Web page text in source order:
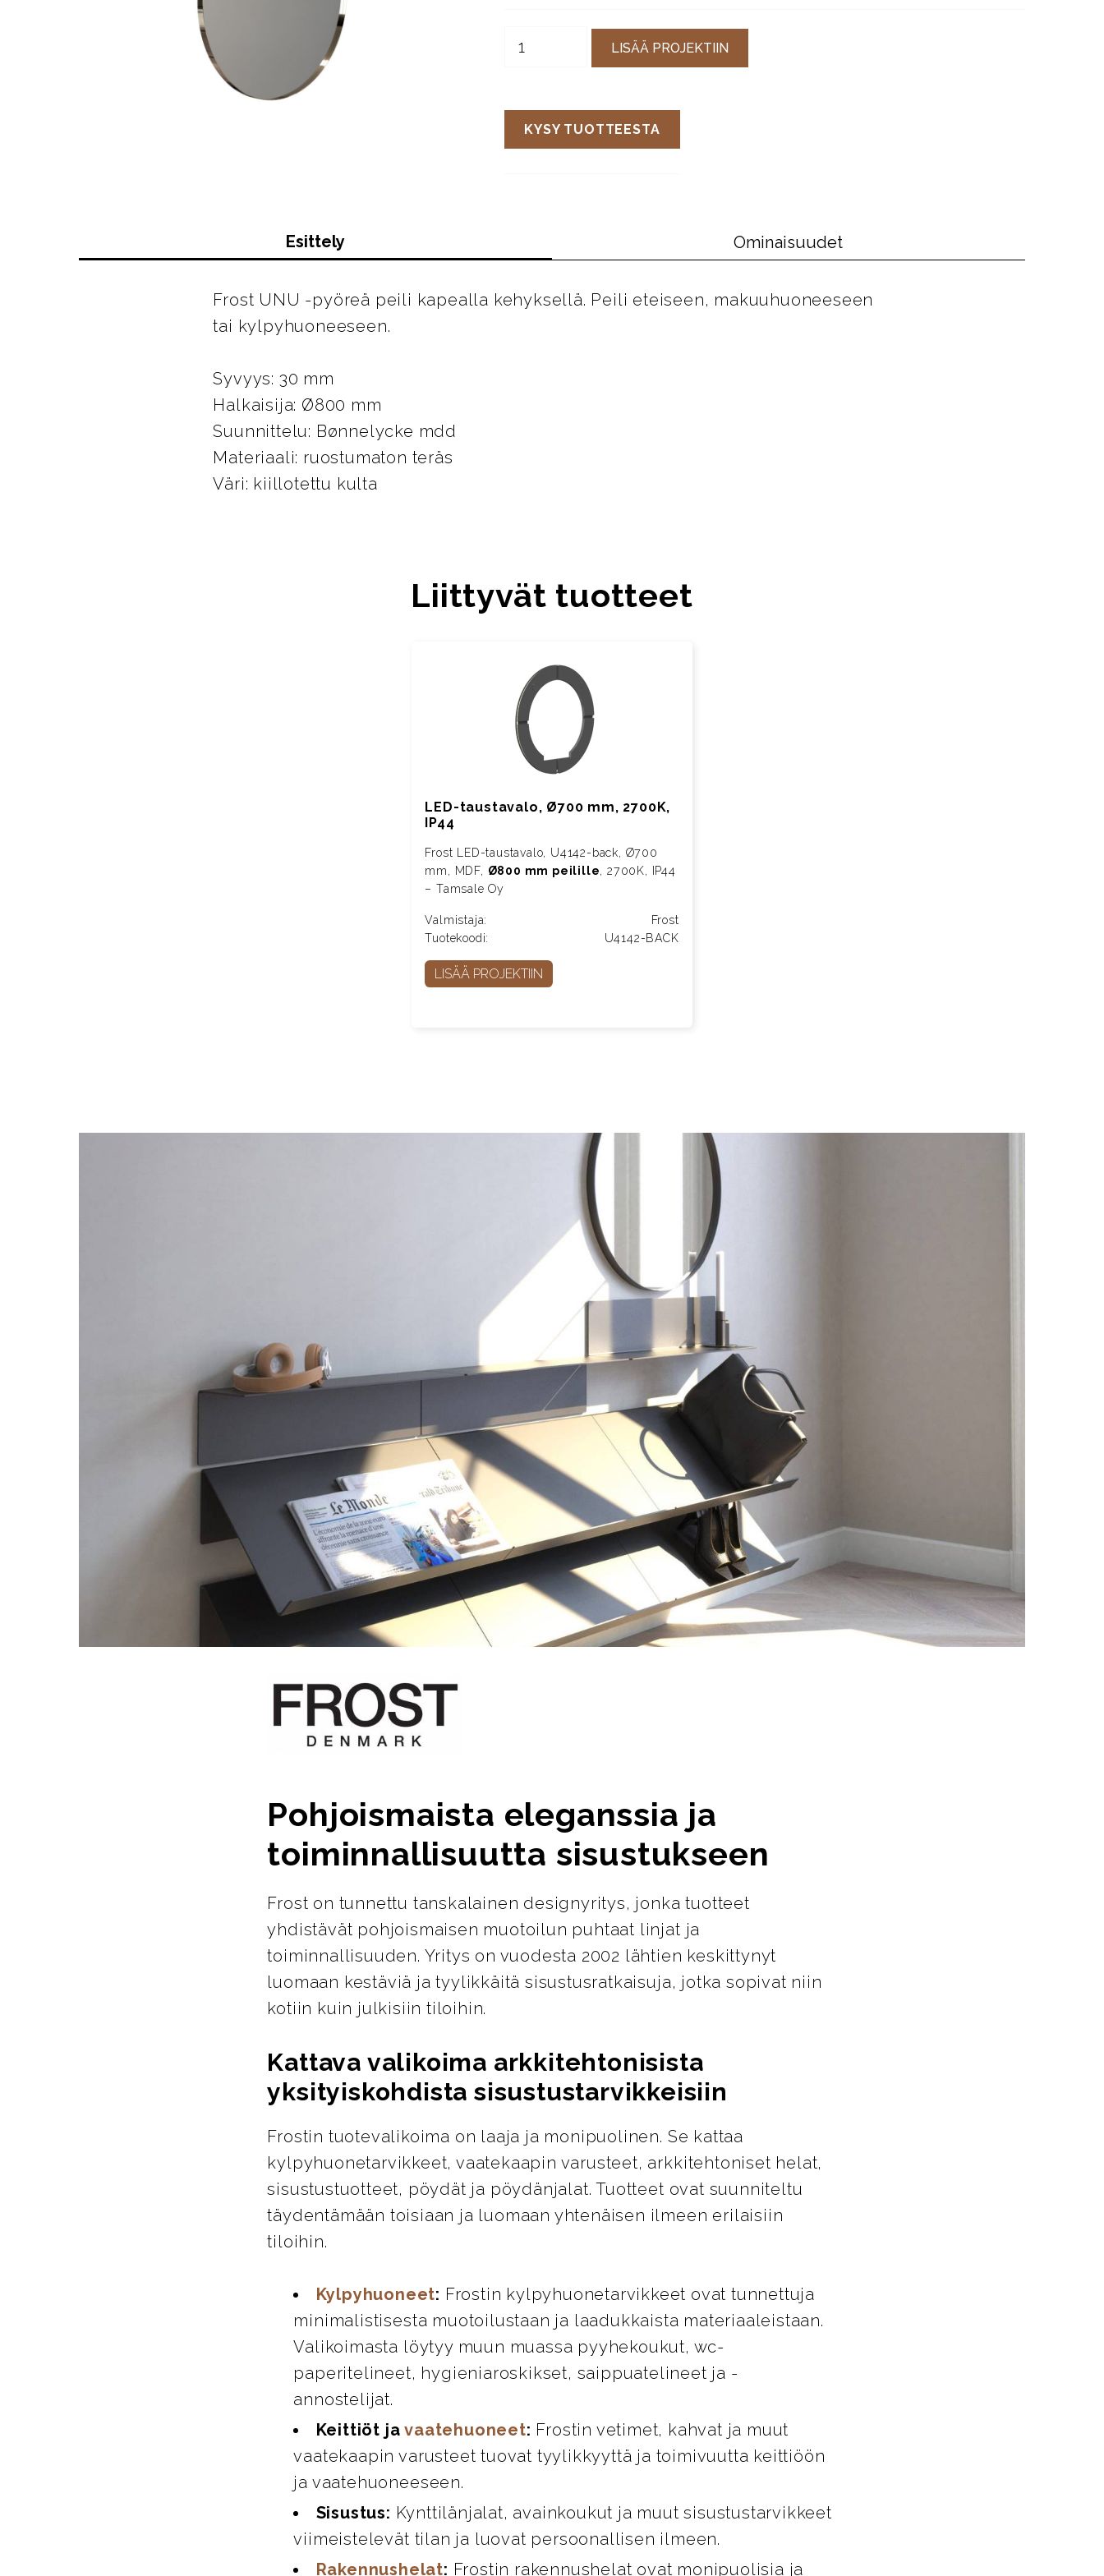
LISÄÄ PROJEKTIIN
KYSY TUOTTEESTA
Esittely Ominaisuudet
Frost UNU -pyöreä peili kapealla kehyksellä. Peili eteiseen, makuuhuoneeseen
tai kylpyhuoneeseen.
Syvyys: 30 mm
Halkaisija: Ø800 mm
Suunnittelu: Bønnelycke mdd
Materiaali: ruostumaton teräs
Väri: kiillotettu kulta
Liittyvät tuotteet
LED-taustavalo, Ø700 mm, 2700K,
IP44
Frost LED-taustavalo, U4142-back, Ø700
mm, MDF, Ø800 mm peilille, 2700K, IP44
– Tamsale Oy
Valmistaja:
Frost
Tuotekoodi:
U4142-BACK
LISÄÄ PROJEKTIIN
Pohjoismaista eleganssia ja
toiminnallisuutta sisustukseen
Frost on tunnettu tanskalainen designyritys, jonka tuotteet
yhdistävät pohjoismaisen muotoilun puhtaat linjat ja
toiminnallisuuden. Yritys on vuodesta 2002 lähtien keskittynyt
luomaan kestäviä ja tyylikkäitä sisustusratkaisuja, jotka sopivat niin
kotiin kuin julkisiin tiloihin.
Kattava valikoima arkkitehtonisista
yksityiskohdista sisustustarvikkeisiin
Frostin tuotevalikoima on laaja ja monipuolinen. Se kattaa
kylpyhuonetarvikkeet, vaatekaapin varusteet, arkkitehtoniset helat,
sisustustuotteet, pöydät ja pöydänjalat. Tuotteet ovat suunniteltu
täydentämään toisiaan ja luomaan yhtenäisen ilmeen erilaisiin
tiloihin.
Kylpyhuoneet: Frostin kylpyhuonetarvikkeet ovat tunnettuja
minimalistisesta muotoilustaan ja laadukkaista materiaaleistaan.
Valikoimasta löytyy muun muassa pyyhekoukut, wc-
paperitelineet, hygieniaroskikset, saippuatelineet ja -
annostelijat.
Keittiöt javaatehuoneet: Frostin vetimet, kahvat ja muut
vaatekaapin varusteet tuovat tyylikkyyttä ja toimivuutta keittiöön
ja vaatehuoneeseen.
Sisustus: Kynttilänjalat, avainkoukut ja muut sisustustarvikkeet
viimeistelevät tilan ja luovat persoonallisen ilmeen.
Rakennushelat: Frostin rakennushelat ovat monipuolisia ja